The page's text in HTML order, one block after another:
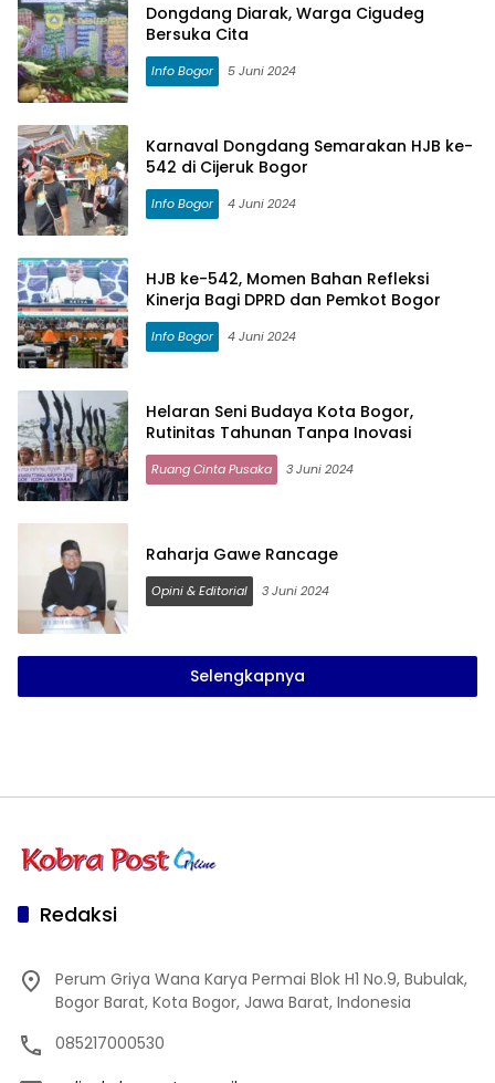
Dongdang Diarak, Warga Cigudeg
Bersuka Cita
Info Bogor 5 Juni 2024
Karnaval Dongdang Semarakan HJB ke-
542 di Cijeruk Bogor
Info Bogor 4 Juni 2024
HJB ke-542, Momen Bahan Refleksi
Kinerja Bagi DPRD dan Pemkot Bogor
Info Bogor 4 Juni 2024
Helaran Seni Budaya Kota Bogor,
Rutinitas Tahunan Tanpa Inovasi
Ruang Cinta Pusaka 3 Juni 2024
Raharja Gawe Rancage
Opini & Editorial 3 Juni 2024
Selengkapnya
Redaksi
Perum Griya Wana Karya Permai Blok H1 No.9, Bubulak,
Bogor Barat, Kota Bogor, Jawa Barat, Indonesia
085217000530